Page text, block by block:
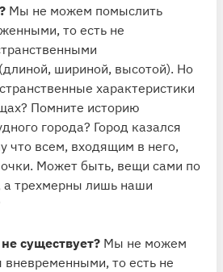
Мы не можем помыслить
то есть не
шириной, высотой). Но
характеристики
Помните историю
города? Город казался
что всем, входящим в него,
Может быть, вещи сами по
а трехмерны лишь наши
существует? Мы не можем
то есть не